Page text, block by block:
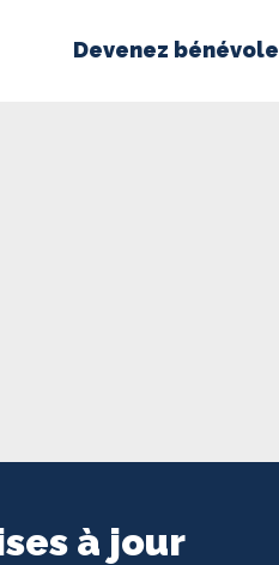
Devenez bénévole
à jour